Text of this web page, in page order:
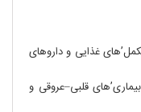
غذایی و داروهای
قلبی–عروقی و